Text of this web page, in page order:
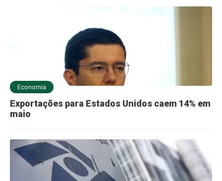
Economia
Exportações para Estados Unidos caem 14% em
maio